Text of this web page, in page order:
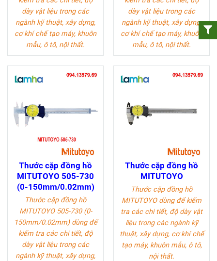
dày vật liệu trong các
ngành kỹ thuật, xây dựng,
cơ khí chế tạo máy, khuôn
mẫu, ô tô, nội thất.
dày vật liệu trong các
ngành kỹ thuật, xây dựng,
cơ khí chế tạo máy, khuôn
mẫu, ô tô, nội thất.
Thước cặp đồng hồ
MITUTOYO 505-730
(0-150mm/0.02mm)
Thước cặp đồng hồ
MITUTOYO 505-730 (0-
150mm/0.02mm) dùng để
kiếm tra các chi tiết, độ
dày vật liệu trong các
ngành kỹ thuật, xây dựng,
Thước cặp đồng hồ
MITUTOYO
Thước cặp đồng hồ
MITUTOYO dùng để kiếm
tra các chi tiết, độ dày vật
liệu trong các ngành kỹ
thuật, xây dựng, cơ khí chế
tạo máy, khuôn mẫu, ô tô,
nội thất.